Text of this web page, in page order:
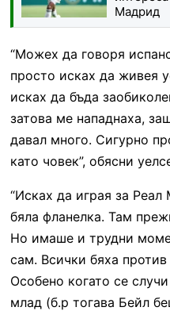
Мадрид
“Можех да говоря
просто исках да живея
исках да бъда
затова ме нападнаха,
давал много. Сигурно
като човек”, обясни
“Исках да играя за
бяла фланелка. Там
Но имаше и трудни
сам. Всички бяха
Особено когато се
млад (б.р тогава Бейл